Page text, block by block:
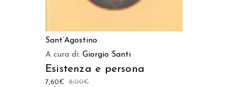
Sant’Agostino
A cura di: Giorgio Santi
Esistenza e persona
8,00€
7,60€